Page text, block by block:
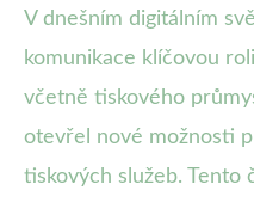
V dnešním digitálním
komunikace klíčovou
včetně tiskového
otevřel nové možnosti
tiskových služeb. Tento